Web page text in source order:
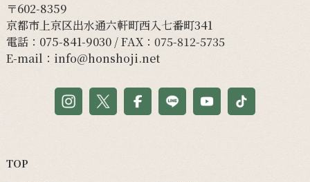
〒602-8359
京都市上京区出水通六軒町西入七番町341
電話： 075-841-9030/ FAX：075-812-5735
E-mail： info@honshoji.net
TOP